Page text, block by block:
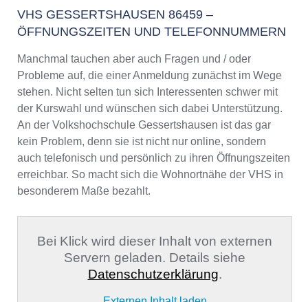
VHS GESSERTSHAUSEN 86459 –
ÖFFNUNGSZEITEN UND TELEFONNUMMERN
Manchmal tauchen aber auch Fragen und / oder
Probleme auf, die einer Anmeldung zunächst im Wege
stehen. Nicht selten tun sich Interessenten schwer mit
der Kurswahl und wünschen sich dabei Unterstützung.
An der Volkshochschule Gessertshausen ist das gar
kein Problem, denn sie ist nicht nur online, sondern
auch telefonisch und persönlich zu ihren Öffnungszeiten
erreichbar. So macht sich die Wohnortnähe der VHS in
besonderem Maße bezahlt.
Bei Klick wird dieser Inhalt von externen
Servern geladen. Details siehe
Datenschutzerklärung.